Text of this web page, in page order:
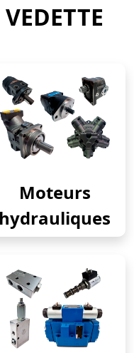
Moteurs
hydrauliques